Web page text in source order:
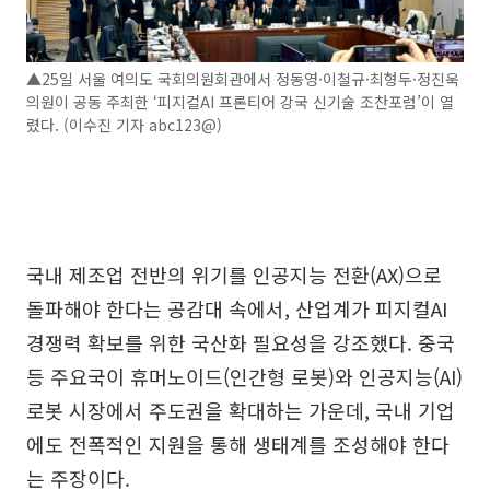
▲25일 서울 여의도 국회의원회관에서 정동영·이철규·최형두·정진욱
의원이 공동 주최한 ‘피지컬AI 프론티어 강국 신기술 조찬포럼’이 열
렸다. (이수진 기자 abc123@)
국내 제조업 전반의 위기를 인공지능 전환(AX)으로
돌파해야 한다는 공감대 속에서, 산업계가 피지컬AI
경쟁력 확보를 위한 국산화 필요성을 강조했다. 중국
등 주요국이 휴머노이드(인간형 로봇)와 인공지능(AI)
로봇 시장에서 주도권을 확대하는 가운데, 국내 기업
에도 전폭적인 지원을 통해 생태계를 조성해야 한다
는 주장이다.